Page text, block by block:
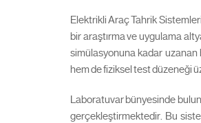
Elektrikli Araç Tahrik
bir araştırma ve uygulama
simülasyonuna kadar uzanan
hem de fiziksel test düzeneği
Laboratuvar bünyesinde
gerçekleştirmektedir. Bu